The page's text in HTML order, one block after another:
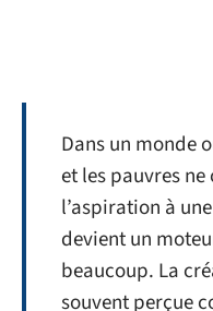
Dans un monde
et les pauvres ne
l’aspiration à
devient un
beaucoup. La
souvent perçue